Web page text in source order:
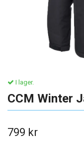
I lager.
CCM Winter
799 kr